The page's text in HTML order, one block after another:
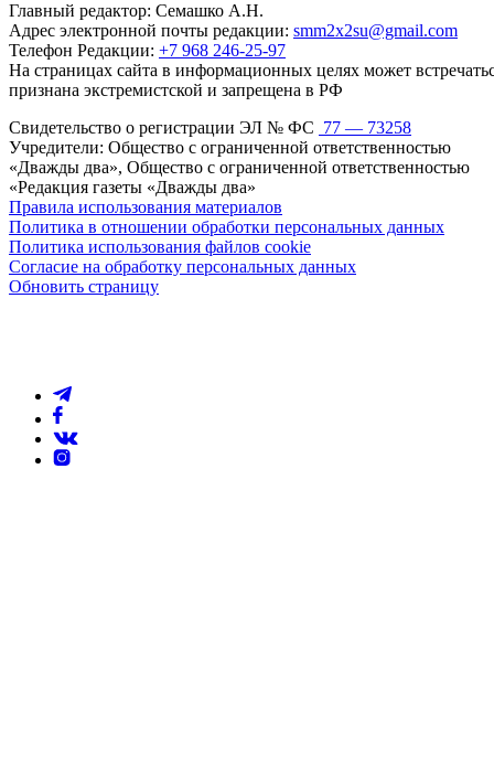
Главный редактор: Семашко А.Н.
Адрес электронной почты редакции: smm2x2su@gmail.com
Телефон Редакции: +7 968 246-25-97
На страницах сайта в информационных целях может
признана экстремистской и запрещена в РФ
Свидетельство о регистрации ЭЛ № ФС 77 — 73258
Учредители: Общество с ограниченной ответственностью
«Дважды два», Общество с ограниченной ответственностью
«Редакция газеты «Дважды два»
Правила использования материалов
Политика в отношении обработки персональных данных
Политика использования файлов cookie
Согласие на обработку персональных данных
Обновить страницу